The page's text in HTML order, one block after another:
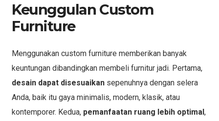
Keunggulan Custom
Furniture
Menggunakan custom furniture memberikan banyak
keuntungan dibandingkan membeli furnitur jadi. Pertama,
desain dapat disesuaikan sepenuhnya dengan selera
Anda, baik itu gaya minimalis, modern, klasik, atau
kontemporer. Kedua, pemanfaatan ruang lebih optimal,